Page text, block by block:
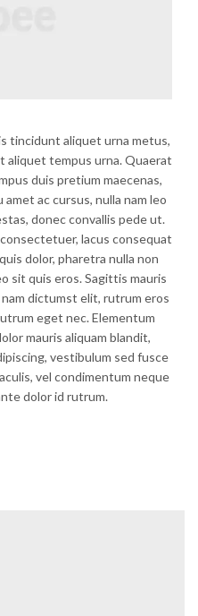
tincidunt aliquet urna metus,
aliquet tempus urna. Quaerat
duis pretium maecenas,
ac cursus, nulla nam leo
donec convallis pede ut.
lacus consequat
dolor, pharetra nulla non
sit quis eros. Sagittis mauris
dictumst elit, rutrum eros
eget nec. Elementum
mauris aliquam blandit,
vestibulum sed fusce
vel condimentum neque
dolor id rutrum.